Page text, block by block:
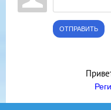
ОТПРАВИТЬ